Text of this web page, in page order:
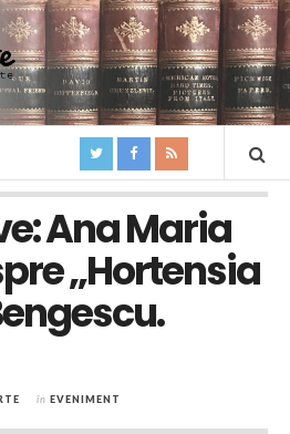
Ana Maria
„Hortensia
în EVENIMENT